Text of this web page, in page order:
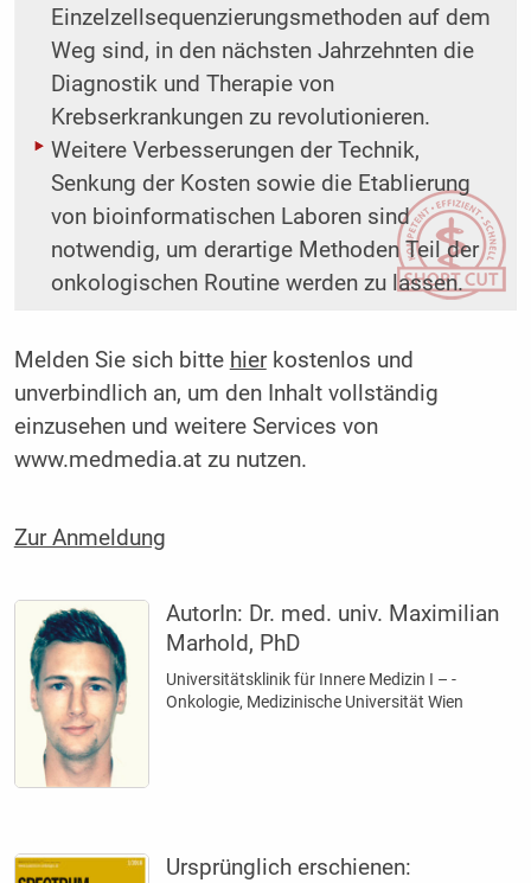
Einzelzellsequenzierungsmethoden auf dem
Weg sind, in den nächsten Jahrzehnten die
Diagnostik und Therapie von
Krebserkrankungen zu revolutionieren.
Weitere Verbesserungen der Technik,
Senkung der Kosten sowie die Etablierung
von bioinformatischen Laboren sind
notwendig, um derartige Methoden Teil der
onkologischen Routine werden zu lassen.
Melden Sie sich bitte hierkostenlos und
unverbindlich an, um den Inhalt vollständig
einzusehen und weitere Services von
www.medmedia.at zu nutzen.
Zur Anmeldung
AutorIn: Dr. med. univ. Maximilian
Marhold, PhD
Universitätsklinik für Innere Medizin I – ­
Onkologie, Medizinische Universität Wien
Ursprünglich erschienen: